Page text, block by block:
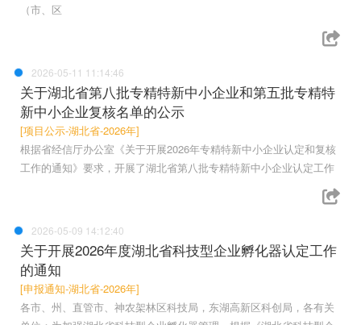
（市、区
2026-05-11 11:14:46
关于湖北省第八批专精特新中小企业和第五批专精特
新中小企业复核名单的公示
[项目公示-湖北省-2026年]
根据省经信厅办公室《关于开展2026年专精特新中小企业认定和复核
工作的通知》要求，开展了湖北省第八批专精特新中小企业认定工作
2026-05-09 14:12:40
关于开展2026年度湖北省科技型企业孵化器认定工作
的通知
[申报通知-湖北省-2026年]
各市、州、直管市、神农架林区科技局，东湖高新区科创局，各有关